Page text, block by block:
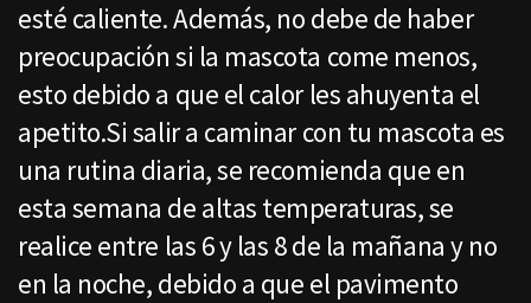
esté caliente. Además, no debe de haber
preocupación si la mascota come menos,
esto debido a que el calor les ahuyenta el
apetito.Si salir a caminar con tu mascota es
una rutina diaria, se recomienda que en
esta semana de altas temperaturas, se
realice entre las 6 y las 8 de la mañana y no
en la noche, debido a que el pavimento